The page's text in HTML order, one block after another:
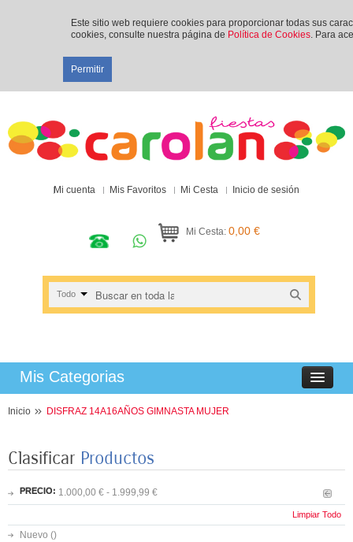
Este sitio web requiere cookies para proporcionar todas sus
cookies, consulte nuestra página de Política de Cookies. Para
Permitir
Mi cuenta Mis Favoritos Mi Cesta Inicio de sesión
Mi Cesta: 0,00 €
Todo
Mis Categorias
Inicio DISFRAZ 14A16AÑOS GIMNASTA MUJER
Clasificar Productos
PRECIO: 1.000,00 € - 1.999,99 €
Limpiar Todo
Nuevo ()